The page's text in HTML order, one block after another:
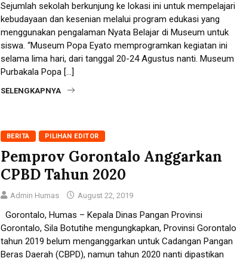
Sejumlah sekolah berkunjung ke lokasi ini untuk mempelajari
kebudayaan dan kesenian melalui program edukasi yang
menggunakan pengalaman Nyata Belajar di Museum untuk
siswa. “Museum Popa Eyato memprogramkan kegiatan ini
selama lima hari, dari tanggal 20-24 Agustus nanti. Museum
Purbakala Popa […]
SELENGKAPNYA
BERITA PILIHAN EDITOR
Pemprov Gorontalo Anggarkan
CPBD Tahun 2020
Admin Humas August 22, 2019
Gorontalo, Humas – Kepala Dinas Pangan Provinsi
Gorontalo, Sila Botutihe mengungkapkan, Provinsi Gorontalo
tahun 2019 belum menganggarkan untuk Cadangan Pangan
Beras Daerah (CBPD), namun tahun 2020 nanti dipastikan